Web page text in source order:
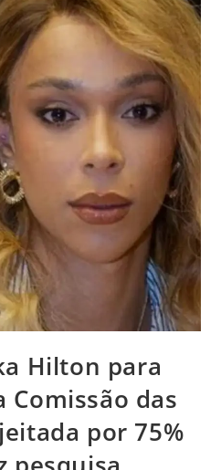
Hilton para
Comissão das
por 75%